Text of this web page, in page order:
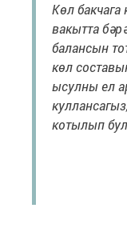
Көл бакчага
вакытта
балансын
көл
ысулны ел
котылып